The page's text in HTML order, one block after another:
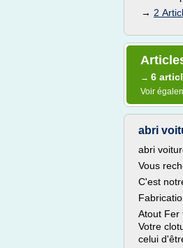
→ 2
→ 6
Voir
abri
abri
Vous
C'est
Atout Fer
Votre
celui